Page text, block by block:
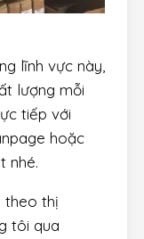
lĩnh vực này,
lượng mỗi
tiếp với
hoặc
nhé.
theo thị
tôi qua